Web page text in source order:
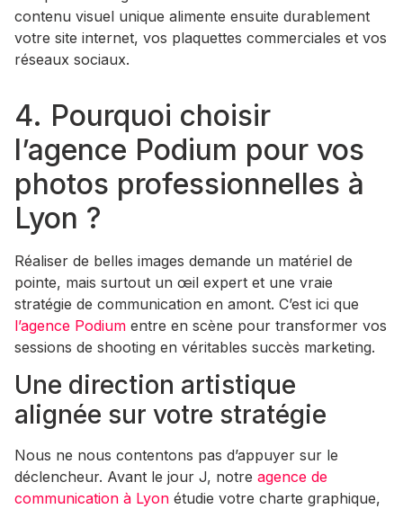
contenu visuel unique alimente ensuite durablement
votre site internet, vos plaquettes commerciales et vos
réseaux sociaux.
4. Pourquoi choisir
l’agence Podium pour vos
photos professionnelles à
Lyon ?
Réaliser de belles images demande un matériel de
pointe, mais surtout un œil expert et une vraie
stratégie de communication en amont. C’est ici que
l’agence Podium entre en scène pour transformer vos
sessions de shooting en véritables succès marketing.
Une direction artistique
alignée sur votre stratégie
Nous ne nous contentons pas d’appuyer sur le
déclencheur. Avant le jour J, notre agence de
communication à Lyon étudie votre charte graphique,